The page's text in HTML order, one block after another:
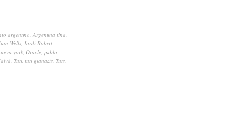
argentino Argentina tina
Wells Jordi Robert
york Oracle pablo
Tuti tuti gianakis Tuts